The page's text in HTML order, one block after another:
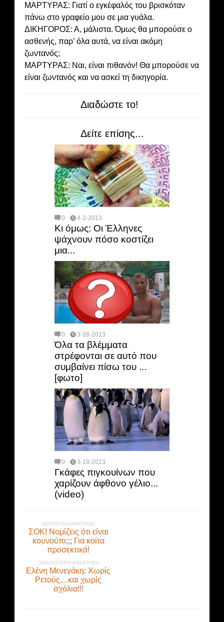
ΜΑΡΤΥΡΑΣ: Γιατί ο εγκέφαλός του βρισκόταν
πάνω στο γραφείο μου σε μια γυάλα.
ΔΙΚΗΓΟΡΟΣ: Α, μάλιστα. Όμως θα μπορούσε ο
ασθενής, παρ’ όλα αυτά, να είναι ακόμη
ζωντανός;
ΜΑΡΤΥΡΑΣ: Ναι, είναι πιθανόν! Θα μπορούσε να
είναι ζωντανός και να ασκεί τη δικηγορία.
Διαδώστε το!
Δείτε επίσης...
0 4-2-2013
Κι όμως: Οι Έλληνες
ψάχνουν πόσο κοστίζει
μια...
0 3-26-2013
Όλα τα βλέμματα
στρέφονται σε αυτό που
συμβαίνει πίσω του ...
[φωτο]
0 3-18-2013
Γκάφες πιγκουίνων που
χαρίζουν άφθονο γέλιο...
(video)
ΝΕΌΤΕΡΗ ΑΝΆΡΤΗΣΗ
ΣΟΚ! Νομίζεις ότι είναι
κουνούπι;;; Για κοίτα
προσεκτικά!
ΠΑΛΑΙΌΤΕΡΗ ΑΝΆΡΤΗΣΗ
Ελένη Μενεγάκη: Χωρίς
Ρετούς…και χωρίς
σχόλια!!!